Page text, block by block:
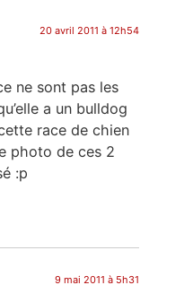
20 avril 2011 à 12h54
ne sont pas les
a un bulldog
race de chien
photo de ces 2
:p
9 mai 2011 à 5h31